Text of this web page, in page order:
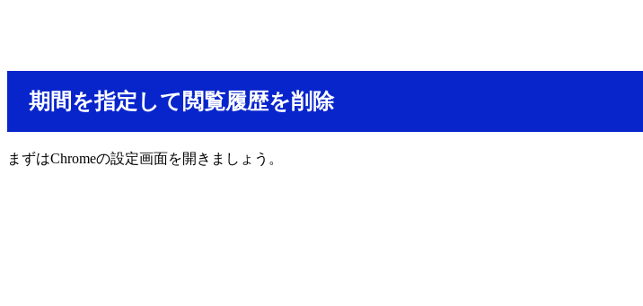
期間を指定して閲覧履歴を削除
まずはChromeの設定画面を開きましょう。